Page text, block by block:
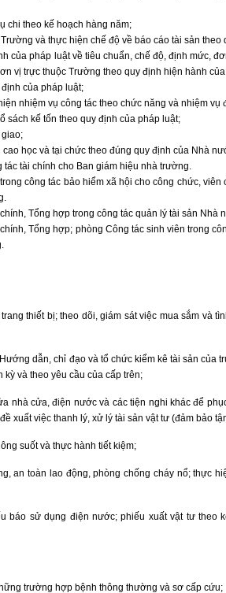
chi theo kế hoạch hàng năm;
và thực hiện chế độ về báo cáo tài sản theo
của pháp luật về tiêu chuẩn, chế độ, định mức,
vị trực thuộc Trường theo quy định hiện hành
của pháp luật;
nhiệm vụ công tác theo chức năng và nhiệm vụ
sách kế tốn theo quy định của pháp luật;
học và tại chức theo đúng quy định của Nhà
tài chính cho Ban giám hiệu nhà trường.
công tác bảo hiểm xã hội cho công chức, viên
Tổng hợp trong công tác quản lý tài sản Nhà
Tổng hợp; phòng Công tác sinh viên trong
thiết bị; theo dõi, giám sát việc mua sắm và
dẫn, chỉ đạo và tổ chức kiểm kê tài sản của
kỳ và theo yêu cầu của cấp trên;
nhà cửa, điện nước và các tiện nghi khác để
xuất việc thanh lý, xử lý tài sản vật tư (đảm bảo
suốt và thực hành tiết kiệm;
an toàn lao động, phòng chống cháy nổ; thực
báo sử dụng điện nước; phiếu xuất vật tư theo
trường hợp bệnh thông thường và sơ cấp cứu;